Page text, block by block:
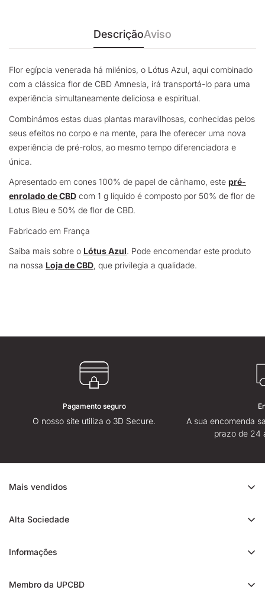
DescriçãoAviso
Flor egípcia venerada há milénios, o Lótus Azul, aqui combinado
com a clássica flor de CBD Amnesia, irá transportá-lo para uma
experiência simultaneamente deliciosa e espiritual.
Combinámos estas duas plantas maravilhosas, conhecidas pelos
seus efeitos no corpo e na mente, para lhe oferecer uma nova
experiência de pré-rolos, ao mesmo tempo diferenciadora e
única.
Apresentado em cones 100% de papel de cânhamo, este pré-
enrolado de CBD com 1 g líquido é composto por 50% de flor de
Lotus Bleu e 50% de flor de CBD.
Fabricado em França
Saiba mais sobre o Lótus Azul. Pode encomendar este produto
na nossa Loja de CBD, que privilegia a qualidade.
Pagamento seguro
O nosso site utiliza o 3D Secure.
A sua encomenda
prazo de 24
Mais vendidos
Cali CBD
Alta Sociedade
Avaliação da High Society
Informações
Membro da UPCBD